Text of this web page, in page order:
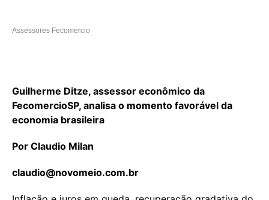
Assessores Fecomercio
Guilherme Ditze, assessor econômico da
FecomercioSP, analisa o momento favorável da
economia brasileira
Por Claudio Milan
claudio@novomeio.com.br